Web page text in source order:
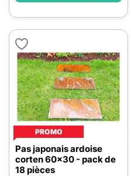
PROMO
Pas japonais ardoise
corten 60x30 - pack de
18 pièces